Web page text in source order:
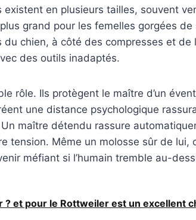
existent en plusieurs tailles, souvent
grand pour les femelles gorgées de
chien, à côté des compresses et de
des outils inadaptés.
rôle. Ils protègent le maître d’un
une distance psychologique
maître détendu rassure
tension. Même un molosse sûr de lui,
méfiant si l’humain tremble au-
? et pour le Rottweiler est un excellent